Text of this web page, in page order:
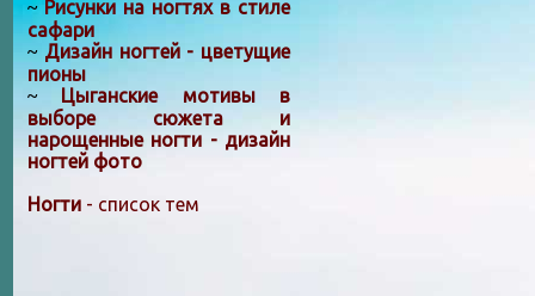
~Рисунки на ногтях в стиле
сафари
~ Дизайн ногтей - цветущие
пионы
~ Цыганские мотивы в
выборе сюжета и
нарощенные ногти - дизайн
ногтей фото
Ногти - список тем